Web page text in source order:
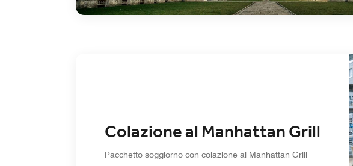
Colazione al Manhattan Grill
Pacchetto soggiorno con colazione al Manhattan Grill